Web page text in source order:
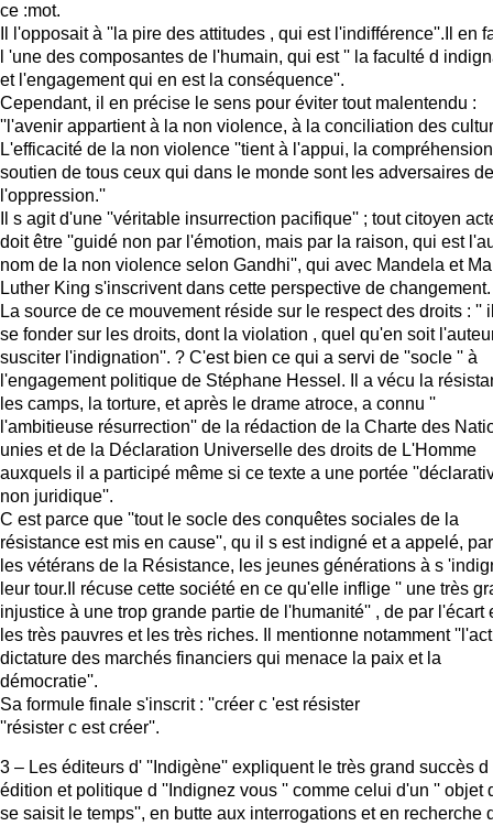
ce :mot.
Il l'opposait à ''la pire des attitudes , qui est l'indifférence''.Il en
l 'une des composantes de l'humain, qui est '' la faculté d
et l'engagement qui en est la conséquence''.
Cependant, il en précise le sens pour éviter tout malentendu :
''l'avenir appartient à la non violence, à la conciliation des
L'efficacité de la non violence ''tient à l'appui, la
soutien de tous ceux qui dans le monde sont les adversaires de
l'oppression.''
Il s agit d'une ''véritable insurrection pacifique'' ; tout citoyen
doit être ''guidé non par l'émotion, mais par la raison, qui est
nom de la non violence selon Gandhi'', qui avec Mandela et
Luther King s'inscrivent dans cette perspective de changement.
La source de ce mouvement réside sur le respect des droits : ''
se fonder sur les droits, dont la violation , quel qu'en soit
susciter l'indignation''. ? C'est bien ce qui a servi de ''socle '' à
l'engagement politique de Stéphane Hessel. Il a vécu la
les camps, la torture, et après le drame atroce, a connu ''
l'ambitieuse résurrection'' de la rédaction de la Charte des
unies et de la Déclaration Universelle des droits de L'Homme
auxquels il a participé même si ce texte a une portée
non juridique''.
C est parce que ''tout le socle des conquêtes sociales de la
résistance est mis en cause'', qu il s est indigné et a appelé,
les vétérans de la Résistance, les jeunes générations à s
leur tour.Il récuse cette société en ce qu'elle inflige '' une très
injustice à une trop grande partie de l'humanité'' , de par l'écart
les très pauvres et les très riches. Il mentionne notamment
dictature des marchés financiers qui menace la paix et la
démocratie''.
Sa formule finale s'inscrit : ''créer c 'est résister
''résister c est créer''.
3 – Les éditeurs d' ''Indigène'' expliquent le très grand succès d
édition et politique d ''Indignez vous '' comme celui d'un '' objet
se saisit le temps'', en butte aux interrogations et en recherche